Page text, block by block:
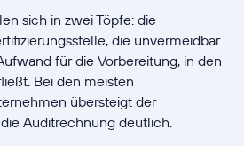
sich in zwei Töpfe: die
die unvermeidbar
für die Vorbereitung, in den
Bei den meisten
übersteigt der
Auditrechnung deutlich.